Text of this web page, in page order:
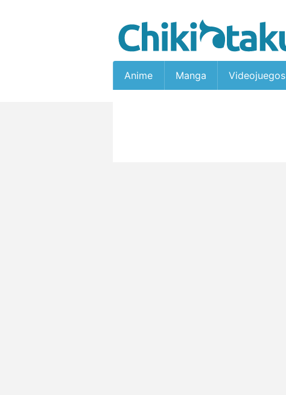
Anime Manga Videojuegos